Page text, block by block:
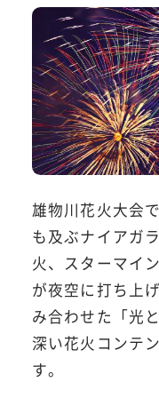
雄物川花火大会
も及ぶナイアガ
火、スターマイ
が夜空に打ち上
み合わせた「光
深い花火コンテ
す。